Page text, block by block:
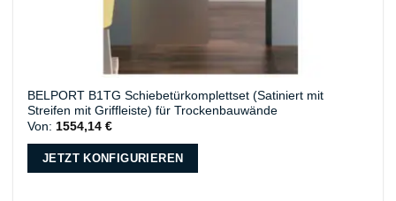
BELPORT B1TG Schiebetürkomplettset (Satiniert mit
Streifen mit Griffleiste) für Trockenbauwände
Von:1554,14€
JETZT KONFIGURIEREN